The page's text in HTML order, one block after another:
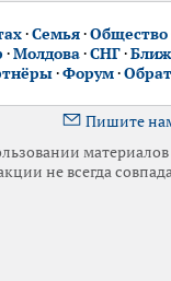
·Семья·Общество
·Молдова·СНГ·
·Форум·
Пишите
материалов
не всегда